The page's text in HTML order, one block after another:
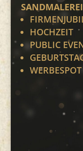
HOCHZEIT
PUBLIC
WERBESPOT